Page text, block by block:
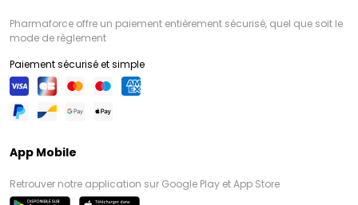
Pharmaforce offre un paiement entièrement sécurisé, quel que soit le
mode de règlement
Paiement sécurisé et simple
App Mobile
Retrouver notre application sur Google Play et App Store